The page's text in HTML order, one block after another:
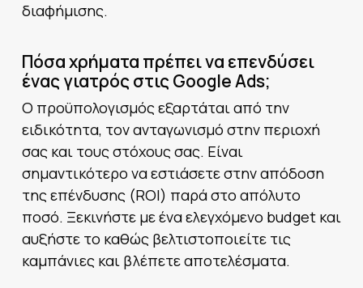
διαφήμισης.
Πόσα χρήματα πρέπει να επενδύσει
ένας γιατρός στις Google Ads;
Ο προϋπολογισμός εξαρτάται από την
ειδικότητα, τον ανταγωνισμό στην περιοχή
σας και τους στόχους σας. Είναι
σημαντικότερο να εστιάσετε στην απόδοση
της επένδυσης (ROI) παρά στο απόλυτο
ποσό. Ξεκινήστε με ένα ελεγχόμενο budget και
αυξήστε το καθώς βελτιστοποιείτε τις
καμπάνιες και βλέπετε αποτελέσματα.